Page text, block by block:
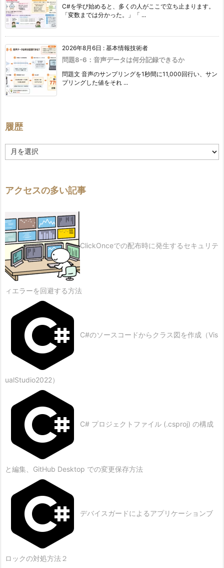
C#を学び始めると、多くの人がここで立ち止まります。
「変数までは分かった。」「 ...
2026年8月6日 : 基本情報技術者
問題8-6：音声データは何分記録できるか
問題文 音声のサンプリングを1秒間に11,000回行い、サン
プリングした値をそれ ...
履歴
歴
アクセスの多い記事
ClickOnceでの配布時に発生するセキュリテ
ィエラーを回避する方法
C#のソースコードからクラス図を作成（Vis
ualStudio2022）
C# プロジェクトファイル (.csproj) の構成
と編集、GitHub Desktop での変更保存方法
デバイスガードによるアプリケーションブ
ロックの対処方法２